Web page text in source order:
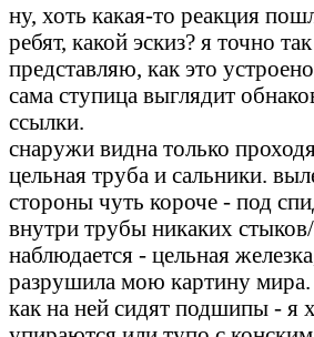
ну, хоть какая-то реакция
ребят, какой эскиз? я точно
представляю, как это
сама ступица выглядит
ссылки.
снаружи видна только
цельная труба и сальники.
стороны чуть короче - под
внутри трубы никаких
наблюдается - цельная
разрушила мою картину мира.
как на ней сидят подшипы - я